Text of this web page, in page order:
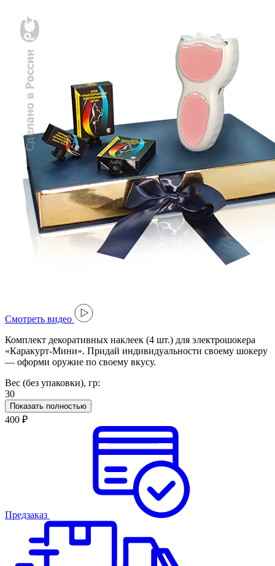
Cмотреть видео
Комплект декоративных наклеек (4 шт.) для электрошокера
«Каракурт-Мини». Придай индивидуальности своему шокеру
— оформи оружие по своему вкусу.
Вес (без упаковки), гр:
30
Показать полностью
400 ₽
Предзаказ